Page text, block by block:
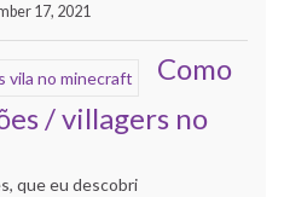
17, 2021
Como
/ villagers no
que eu descobri